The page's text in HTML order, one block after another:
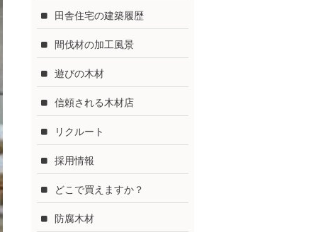
田舎住宅の建築履歴
間伐材の加工風景
遊びの木材
信頼される木材店
リクルート
採用情報
どこで買えますか？
防腐木材